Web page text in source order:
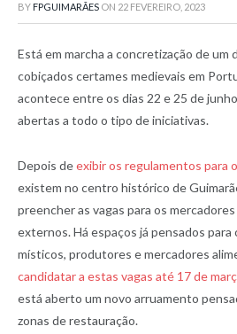
BY FPGUIMARÃES ON 22 FEVEREIRO, 2023
Está em marcha a concretização de um
cobiçados certames medievais em
acontece entre os dias 22 e 25 de
abertas a todo o tipo de iniciativas.
Depois deexibir os regulamentos para
existem no centro histórico de
preencher as vagas para os
externos. Há espaços já pensados
místicos, produtores e mercadores
candidatar a estas vagas até 17 de
está aberto um novo arruamento
zonas de restauração.